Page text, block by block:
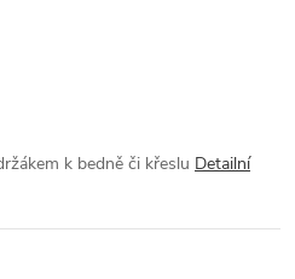
k bedně či křeslu Detailní